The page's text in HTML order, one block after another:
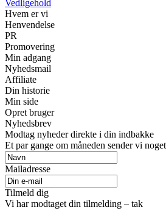
Vedligehold
Hvem er vi
Henvendelse
PR
Promovering
Min adgang
Nyhedsmail
Affiliate
Din historie
Min side
Opret bruger
Nyhedsbrev
Modtag nyheder direkte i din indbakke
Et par gange om måneden sender vi
Mailadresse
Tilmeld dig
Vi har modtaget din tilmelding – tak